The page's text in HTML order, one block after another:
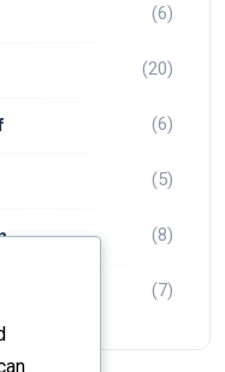
(6)
(20)
(6)
(5)
(8)
(7)